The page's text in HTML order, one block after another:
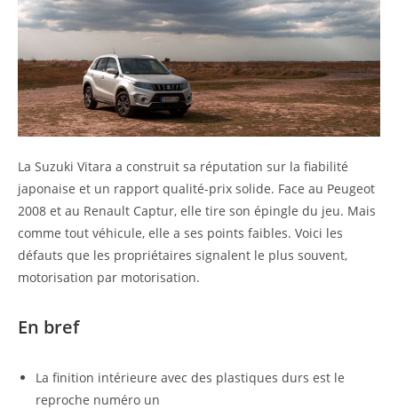
La Suzuki Vitara a construit sa réputation sur la fiabilité
japonaise et un rapport qualité-prix solide. Face au Peugeot
2008 et au Renault Captur, elle tire son épingle du jeu. Mais
comme tout véhicule, elle a ses points faibles. Voici les
défauts que les propriétaires signalent le plus souvent,
motorisation par motorisation.
En bref
La finition intérieure avec des plastiques durs est le
reproche numéro un